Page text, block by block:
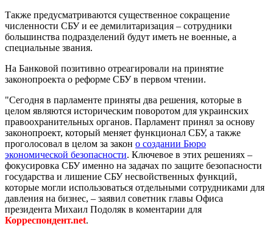
Также предусматриваются существенное сокращение
численности СБУ и ее демилитаризация – сотрудники
большинства подразделений будут иметь не военные, а
специальные звания.
На Банковой позитивно отреагировали на принятие
законопроекта о реформе СБУ в первом чтении.
"Сегодня в парламенте приняты два решения, которые в
целом являются историческим поворотом для украинских
правоохранительных органов. Парламент принял за основу
законопроект, который меняет функционал СБУ, а также
проголосовал в целом за закон о создании Бюро
экономической безопасности. Ключевое в этих решениях –
фокусировка СБУ именно на задачах по защите безопасности
государства и лишение СБУ несвойственных функций,
которые могли использоваться отдельными сотрудниками для
давления на бизнес, – заявил советник главы Офиса
президента Михаил Подоляк в коментарии для
Корреспондент.net.